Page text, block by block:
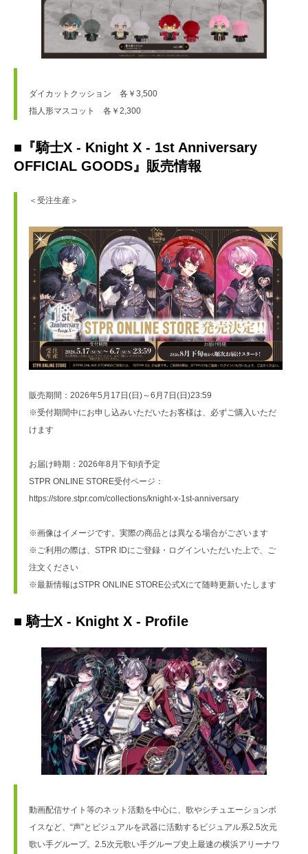
ダイカットクッション　各￥3,500
指人形マスコット　各￥2,300
■『騎士X - Knight X - 1st Anniversary
OFFICIAL GOODS』販売情報
＜受注生産＞
販売期間：2026年5月17日(日)～6月7日(日)23:59
※受付期間中にお申し込みいただいたお客様は、必ずご購入いただ
けます
お届け時期：2026年8月下旬頃予定
STPR ONLINE STORE受付ページ：
https://store.stpr.com/collections/knight-x-1st-anniversary
※画像はイメージです。実際の商品とは異なる場合がございます
※ご利用の際は、STPR IDにご登録・ログインいただいた上で、ご
注文ください
※最新情報はSTPR ONLINE STORE公式Xにて随時更新いたします
■ 騎士X - Knight X - Profile
動画配信サイト等のネット活動を中心に、歌やシチュエーションボ
イスなど、“声”とビジュアルを武器に活動するビジュアル系2.5次元
歌い手グループ。2.5次元歌い手グループ史上最速の横浜アリーナワ